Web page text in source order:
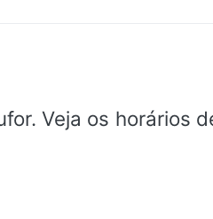
Veja os horários